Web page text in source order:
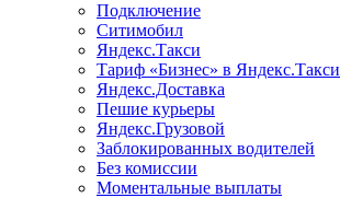
Подключение
Ситимобил
Яндекс.Такси
Тариф «Бизнес» в Яндекс.Такси
Яндекс.Доставка
Пешие курьеры
Яндекс.Грузовой
Заблокированных водителей
Без комиссии
Моментальные выплаты